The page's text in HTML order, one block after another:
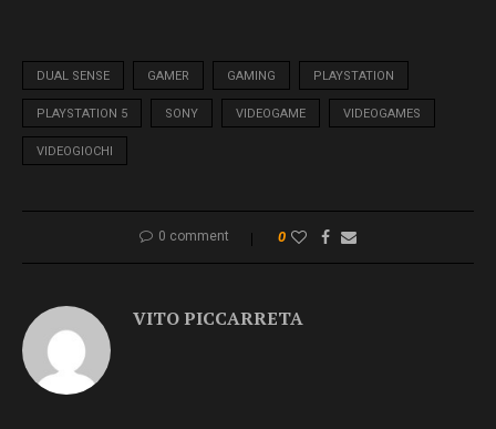
DUAL SENSE GAMER GAMING PLAYSTATION
PLAYSTATION 5 SONY VIDEOGAME VIDEOGAMES
VIDEOGIOCHI
0 comment 0
VITO PICCARRETA